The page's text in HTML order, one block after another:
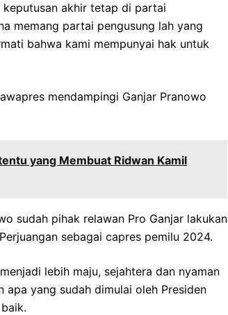
keputusan akhir tetap di partai
memang partai pengusung lah yang
bahwa kami mempunyai hak untuk
mendampingi Ganjar Pranowo
yang Membuat Ridwan Kamil
sudah pihak relawan Pro Ganjar lakukan
sebagai capres pemilu 2024.
lebih maju, sejahtera dan nyaman
yang sudah dimulai oleh Presiden